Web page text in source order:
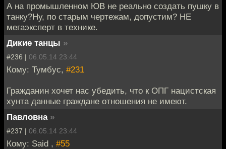
А на промышленном ЮВ не реально создать пушку в
танку?Ну, по старым чертежам, допустим? НЕ
мегаэксперт в технике.
Дикие танцы »
#236 | 06.05.14 23:44
Кому: Тумбус, #231
Гражданин хочет нас убедить, что к ОПГ нацистская
хунта данные граждане отношения не имеют.
Павловна »
#237 | 06.05.14 23:44
Кому: Said , #55